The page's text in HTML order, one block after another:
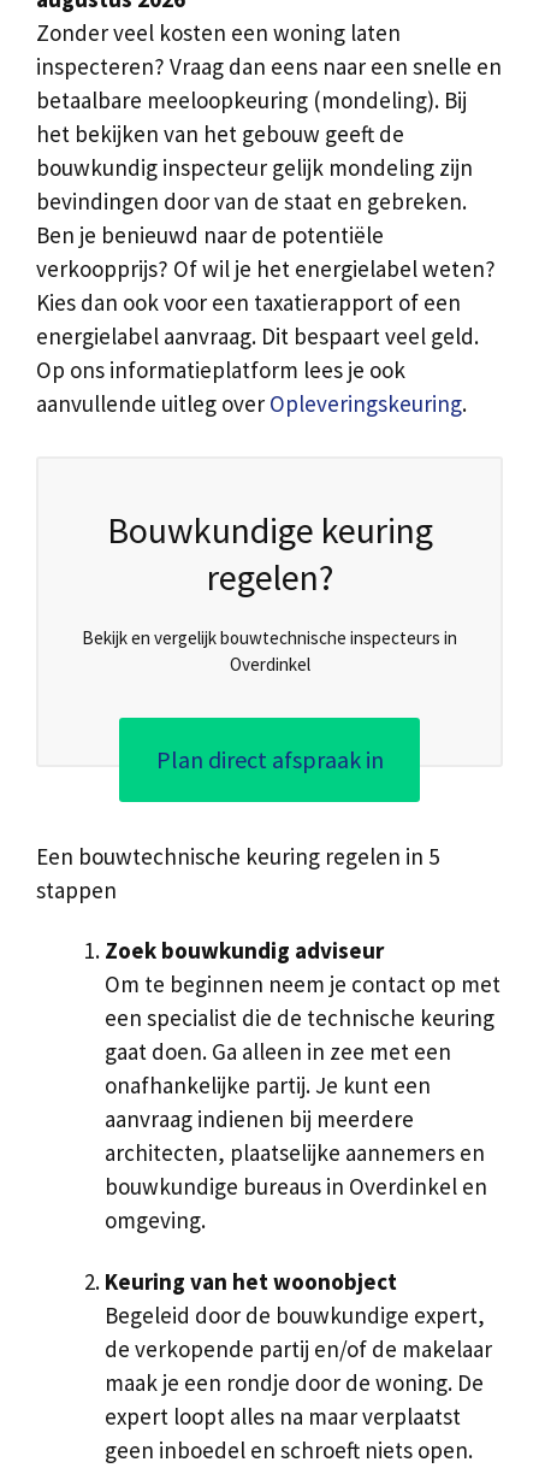
Zonder veel kosten een woning laten
inspecteren? Vraag dan eens naar een snelle en
betaalbare meeloopkeuring (mondeling). Bij
het bekijken van het gebouw geeft de
bouwkundig inspecteur gelijk mondeling zijn
bevindingen door van de staat en gebreken.
Ben je benieuwd naar de potentiële
verkoopprijs? Of wil je het energielabel weten?
Kies dan ook voor een taxatierapport of een
energielabel aanvraag. Dit bespaart veel geld.
Op ons informatieplatform lees je ook
aanvullende uitleg over Opleveringskeuring.
Bouwkundige keuring
regelen?
Bekijk en vergelijk bouwtechnische inspecteurs in
Overdinkel
Plan direct afspraak in
Een bouwtechnische keuring regelen in 5
stappen
Zoek bouwkundig adviseur
Om te beginnen neem je contact op met
een specialist die de technische keuring
gaat doen. Ga alleen in zee met een
onafhankelijke partij. Je kunt een
aanvraag indienen bij meerdere
architecten, plaatselijke aannemers en
bouwkundige bureaus in Overdinkel en
omgeving.
Keuring van het woonobject
Begeleid door de bouwkundige expert,
de verkopende partij en/of de makelaar
maak je een rondje door de woning. De
expert loopt alles na maar verplaatst
geen inboedel en schroeft niets open.